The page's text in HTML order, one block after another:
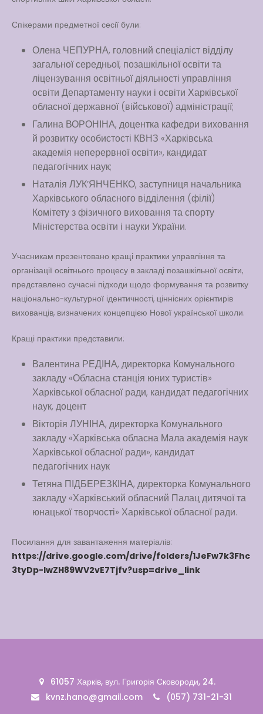
Спікерами предметної сесії були:
Олена ЧЕПУРНА, головний спеціаліст відділу
загальної середньої, позашкільної освіти та
ліцензування освітньої діяльності управління
освіти Департаменту науки і освіти Харківської
обласної державної (військової) адміністрації;
Галина ВОРОНІНА, доцентка кафедри виховання
й розвитку особистості КВНЗ «Харківська
академія неперервної освіти», кандидат
педагогічних наук;
Наталія ЛУК’ЯНЧЕНКО, заступниця начальника
Харківського обласного відділення (філії)
Комітету з фізичного виховання та спорту
Міністерства освіти і науки України.
Учасникам презентовано кращі практики управління та
організації освітнього процесу в закладі позашкільної освіти,
представлено сучасні підходи щодо формування та розвитку
національно-культурної ідентичності, ціннісних орієнтирів
вихованців, визначених концепцією Нової української школи.
Кращі практики представили:
Валентина РЕДІНА, директорка Комунального
закладу «Обласна станція юних туристів»
Харківської обласної ради, кандидат педагогічних
наук, доцент
Вікторія ЛУНІНА, директорка Комунального
закладу «Харківська обласна Мала академія наук
Харківської обласної ради», кандидат
педагогічних наук
Тетяна ПІДБЕРЕЗКІНА, директорка Комунального
закладу «Харківський обласний Палац дитячої та
юнацької творчості» Харківської обласної ради.
Посилання для завантаження матеріалів:
https://drive.google.com/drive/folders/1JeFw7k3Fhc
3tyDp-IwZH89WV2vE7Tjfv?usp=drive_link
61057 Харків, вул. Григорія Сковороди, 24.
kvnz.hano@gmail.com
(057) 731-21-31